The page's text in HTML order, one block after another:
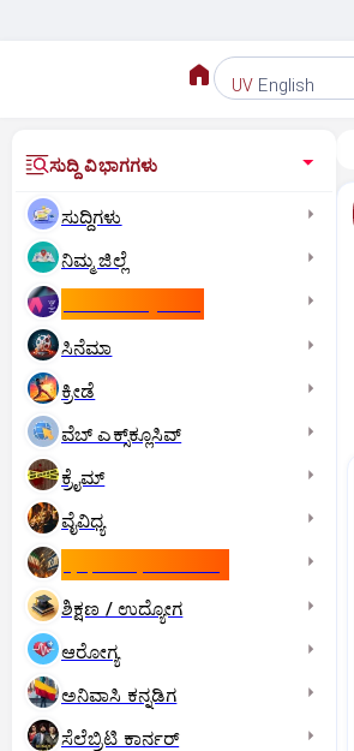
UV English
ಸುದ್ದಿ ವಿಭಾಗಗಳು
ಸುದ್ದಿಗಳು
ನಿಮ್ಮ ಜಿಲ್ಲೆ
ಸಿನೆಮಾ
ಕ್ರೀಡೆ
ವೆಬ್ ಎಕ್ಸ್‌ಕ್ಲೂಸಿವ್
ಕ್ರೈಮ್
ವೈವಿಧ್ಯ
ಶಿಕ್ಷಣ / ಉದ್ಯೋಗ
ಆರೋಗ್ಯ
ಅನಿವಾಸಿ ಕನ್ನಡಿಗ
ಸೆಲೆಬ್ರಿಟಿ ಕಾರ್ನರ್‌